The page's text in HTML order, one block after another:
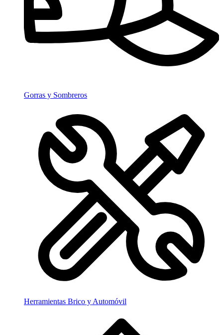
Gorras y Sombreros
Herramientas Brico y Automóvil